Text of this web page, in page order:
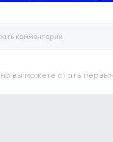
комментарии
вы можете стать